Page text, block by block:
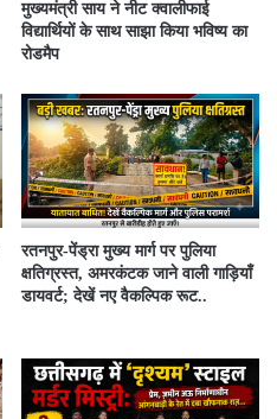
मुख्यमंत्री साय ने नीट क्वालीफाई
विद्यार्थियों के साथ साझा किया भविष्य का
रोडमैप
रतनपुर-पेंड्रा मुख्य मार्ग पर पुलिया
क्षतिग्रस्त, अमरकंटक जाने वाली गाड़ियाँ
डायवर्ट; देखें नए वैकल्पिक रूट..